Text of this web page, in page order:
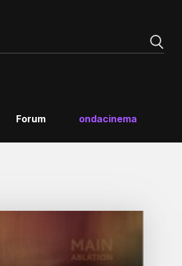
Forum ondacinema